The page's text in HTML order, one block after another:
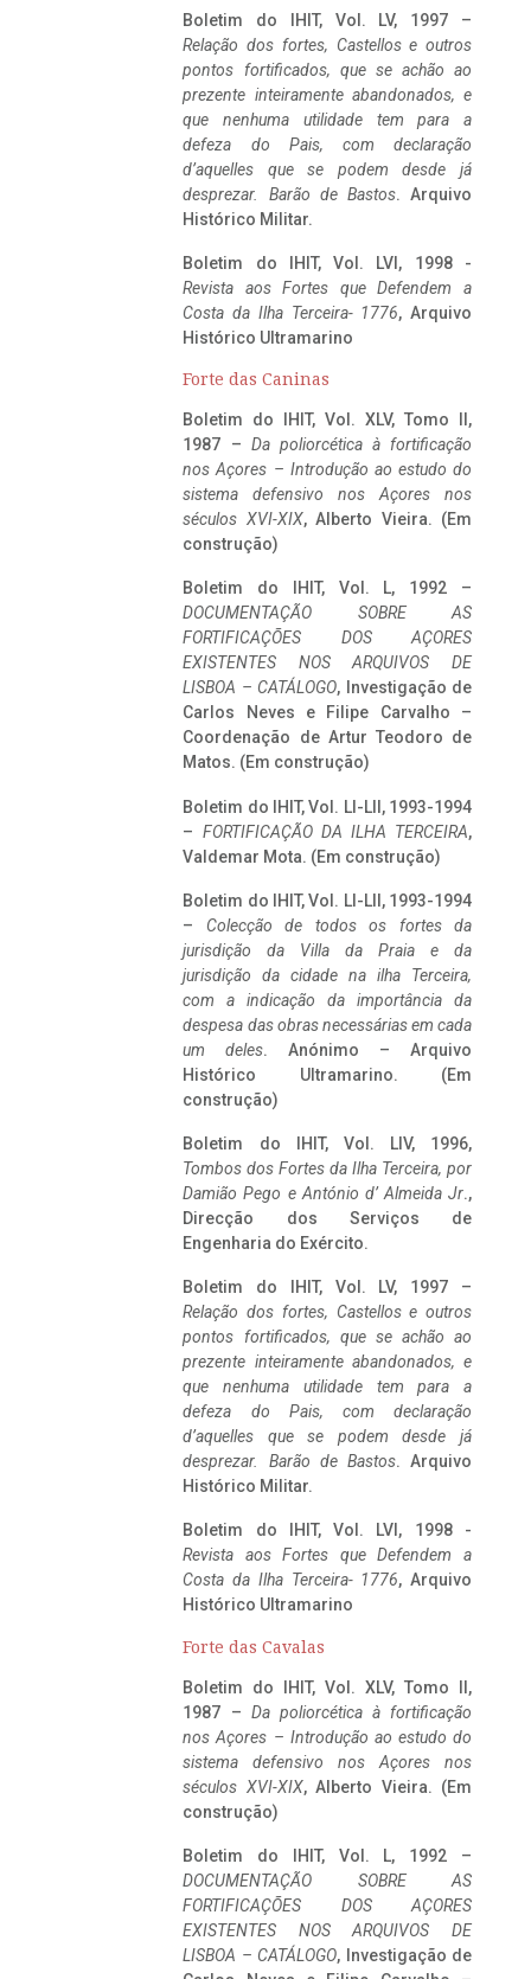
Boletim do IHIT, Vol. LV, 1997 –
Relação dos fortes, Castellos e outros
pontos fortificados, que se achão ao
prezente inteiramente abandonados, e
que nenhuma utilidade tem para a
defeza do Pais, com declaração
d’aquelles que se podem desde já
desprezar. Barão de Bastos. Arquivo
Histórico Militar.
Boletim do IHIT, Vol. LVI, 1998 -
Revista aos Fortes que Defendem a
Costa da Ilha Terceira- 1776, Arquivo
Histórico Ultramarino
Forte das Caninas
Boletim do IHIT, Vol. XLV, Tomo II,
1987 – Da poliorcética à fortificação
nos Açores – Introdução ao estudo do
sistema defensivo nos Açores nos
séculos XVI-XIX, Alberto Vieira. (Em
construção)
Boletim do IHIT, Vol. L, 1992 –
DOCUMENTAÇÃO SOBRE AS
FORTIFICAÇÕES DOS AÇORES
EXISTENTES NOS ARQUIVOS DE
LISBOA – CATÁLOGO, Investigação de
Carlos Neves e Filipe Carvalho –
Coordenação de Artur Teodoro de
Matos. (Em construção)
Boletim do IHIT, Vol. LI-LII, 1993-1994
– FORTIFICAÇÃO DA ILHA TERCEIRA,
Valdemar Mota. (Em construção)
Boletim do IHIT, Vol. LI-LII, 1993-1994
– Colecção de todos os fortes da
jurisdição da Villa da Praia e da
jurisdição da cidade na ilha Terceira,
com a indicação da importância da
despesa das obras necessárias em cada
um deles. Anónimo – Arquivo
Histórico Ultramarino. (Em
construção)
Boletim do IHIT, Vol. LIV, 1996,
Tombos dos Fortes da Ilha Terceira, por
Damião Pego e António d’ Almeida Jr.,
Direcção dos Serviços de
Engenharia do Exército.
Boletim do IHIT, Vol. LV, 1997 –
Relação dos fortes, Castellos e outros
pontos fortificados, que se achão ao
prezente inteiramente abandonados, e
que nenhuma utilidade tem para a
defeza do Pais, com declaração
d’aquelles que se podem desde já
desprezar. Barão de Bastos. Arquivo
Histórico Militar.
Boletim do IHIT, Vol. LVI, 1998 -
Revista aos Fortes que Defendem a
Costa da Ilha Terceira- 1776, Arquivo
Histórico Ultramarino
Forte das Cavalas
Boletim do IHIT, Vol. XLV, Tomo II,
1987 – Da poliorcética à fortificação
nos Açores – Introdução ao estudo do
sistema defensivo nos Açores nos
séculos XVI-XIX, Alberto Vieira. (Em
construção)
Boletim do IHIT, Vol. L, 1992 –
DOCUMENTAÇÃO SOBRE AS
FORTIFICAÇÕES DOS AÇORES
EXISTENTES NOS ARQUIVOS DE
LISBOA – CATÁLOGO, Investigação de